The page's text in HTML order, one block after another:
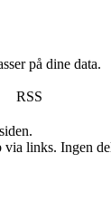
på dine data.
RSS
links. Ingen